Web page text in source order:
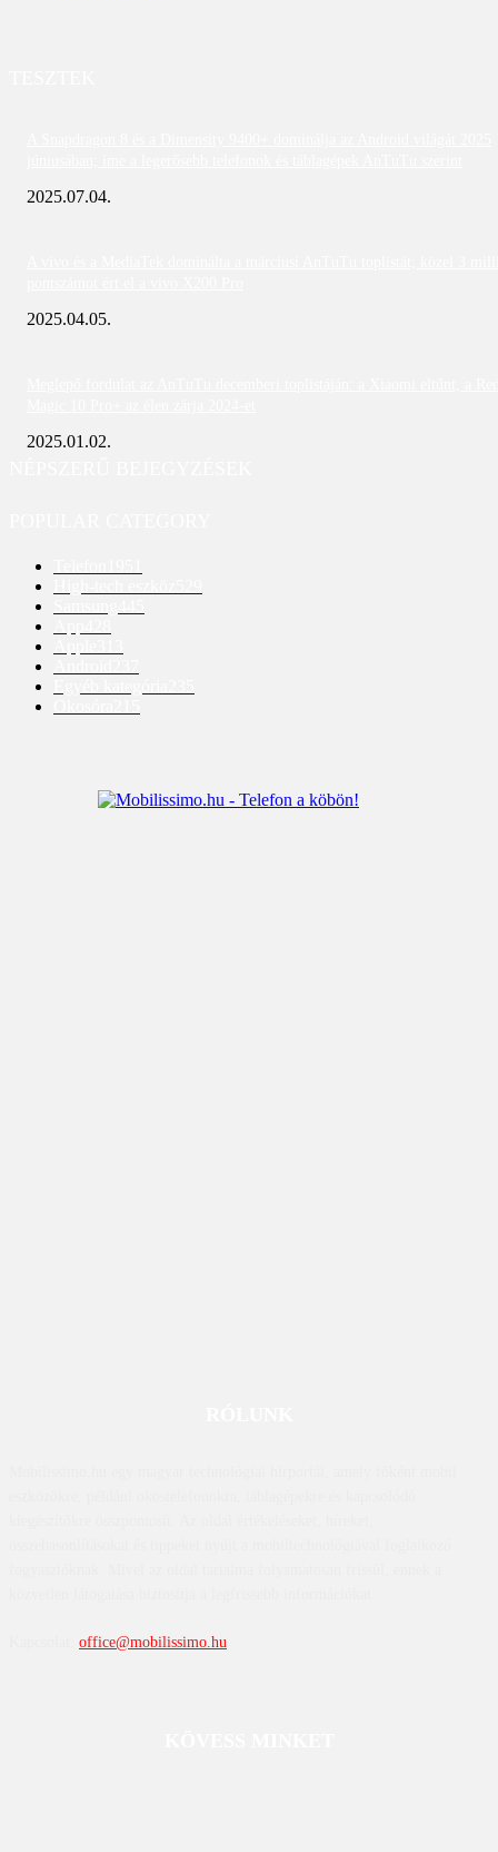
2025.07.04.
2025.04.05.
2025.01.02.
office@mobilissimo.hu